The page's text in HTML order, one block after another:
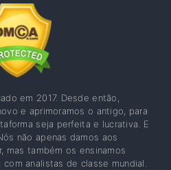
em 2017. Desde então,
e aprimoramos o antigo, para
seja perfeita e lucrativa. E
não apenas damos aos
mas também os ensinamos
analistas de classe mundial.